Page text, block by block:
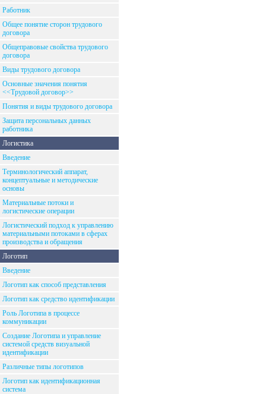
Работник
Общее понятие сторон трудового
договора
Общеправовые свойства трудового
договора
Виды трудового договора
Основные значения понятия
<<Трудовой договор>>
Понятия и виды трудового договора
Защита персональных данных
работника
Логистика
Введение
Терминологический аппарат,
концептуальные и методические
основы
Материальные потоки и
логистические операции
Логистический подход к управлению
материальными потоками в сферах
производства и обращения
Логотип
Введение
Логотип как способ представления
Логотип как средство идентификации
Роль Логотипа в процессе
коммуникации
Создание Логотипа и управление
системой средств визуальной
идентификации
Различные типы логотипов
Логотип как идентификационная
система